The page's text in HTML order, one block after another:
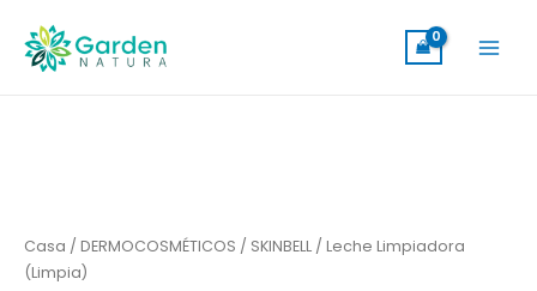
content
Casa / DERMOCOSMÉTICOS / SKINBELL / Leche Limpiadora
(Limpia)